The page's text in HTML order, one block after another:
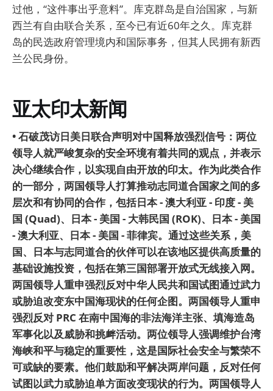
过他，“这件事出乎意料”。库克群岛是自治国家，与新
西兰有自由联合关系，至今已有近60年之久。库克群
岛的民选政府管理境内和国际事务，但其人民拥有新西
兰公民身份。
亚太印太新闻
• 石破茂访日美日联合声明对中国释放强烈信号：两位
领导人就严峻复杂的安全环境有着共同的观点，并表示
决心继续合作，以实现自由开放的印太。作为此类合作
的一部分，两国领导人打算推动志同道合国家之间的多
层次和有协同的合作，包括日本 - 澳大利亚 - 印度 - 美
国 (Quad)、日本 - 美国 - 大韩民国 (ROK)、日本 - 美国
- 澳大利亚、日本 - 美国 - 菲律宾。通过这些关系，美
国、日本与志同道合的伙伴可以在该地区提供高质量的
基础设施投资，包括在第三国部署开放式无线接入网。
两国领导人重申强烈反对中华人民共和国试图通过武力
或胁迫改变东中国海现状的任何企图。两国领导人重申
强烈反对 PRC 在南中国海的非法海洋主张、填海造岛
军事化以及威胁和挑衅活动。两位领导人强调维护台湾
海峡和平与稳定的重要性，这是国际社会安全与繁荣不
可或缺的要素。他们鼓励和平解决两岸问题，反对任何
试图以武力或胁迫单方面改变现状的行为。两国领导人